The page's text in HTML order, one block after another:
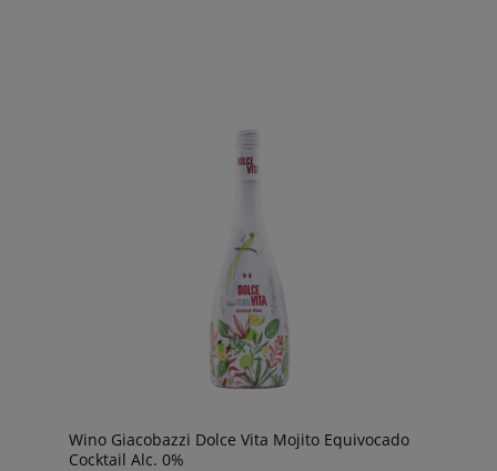
Wino Giacobazzi Dolce Vita Mojito Equivocado
Cocktail Alc. 0%